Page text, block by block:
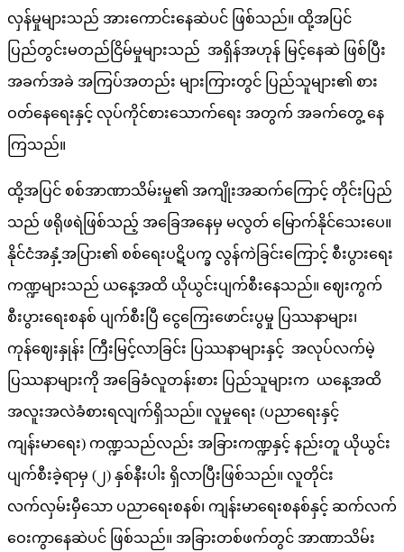
လှန်မှုများသည် အားကောင်းနေဆဲပင် ဖြစ်သည်။ ထို့အပြင်
ပြည်တွင်းမတည်ငြိမ်မှုများသည် အရှိန်အဟုန် မြင့်နေဆဲ ဖြစ်ပြီး
အခက်အခဲ အကြပ်အတည်း များကြားတွင် ပြည်သူများ၏ စား
ဝတ်နေရေးနှင့် လုပ်ကိုင်စားသောက်ရေး အတွက် အခက်တွေ့ နေ
ကြသည်။
ထို့အပြင် စစ်အာဏာသိမ်းမှု၏ အကျိုးအဆက်ကြောင့် တိုင်းပြည်
သည် ဖရိုဖရဲဖြစ်သည့် အခြေအနေမှ မလွတ် မြောက်နိုင်သေးပေ။
နိုင်ငံအနှံ့အပြား၏ စစ်ရေးပဋိပက္ခ လွန်ကဲခြင်းကြောင့် စီးပွားရေး
ကဏ္ဍများသည် ယနေ့အထိ ယိုယွင်းပျက်စီးနေသည်။ ဈေးကွက်
စီးပွားရေးစနစ် ပျက်စီးပြီ ငွေကြေးဖောင်းပွမှု ပြဿနာများ၊
ကုန်ဈေးနှုန်း ကြီးမြင့်လာခြင်း ပြဿနာများနှင့် အလုပ်လက်မဲ့
ပြဿနာများကို အခြေခံလူတန်းစား ပြည်သူများက ယနေ့အထိ
အလူးအလဲခံစားရလျက်ရှိသည်။ လူမှုရေး (ပညာရေးနှင့်
ကျန်းမာရေး) ကဏ္ဍသည်လည်း အခြားကဏ္ဍနှင့် နည်းတူ ယိုယွင်း
ပျက်စီးခဲ့ရာမှ (၂) နှစ်နီးပါး ရှိလာပြီးဖြစ်သည်။ လူတိုင်း
လက်လှမ်းမှီသော ပညာရေးစနစ်၊ ကျန်းမာရေးစနစ်နှင့် ဆက်လက်
ဝေးကွာနေဆဲပင် ဖြစ်သည်။ အခြားတစ်ဖက်တွင် အာဏာသိမ်း